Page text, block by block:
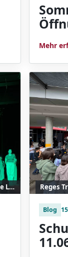
Mehr
StageFlow rockt die Bühne der Stadthalle Langen.
Blog